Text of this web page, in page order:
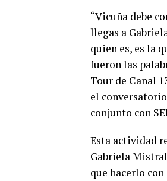
“Vicuña debe
llegas a
quien es, es la
fueron las
Tour de Canal
el
conjunto con
Esta actividad
Gabriela
que hacerlo